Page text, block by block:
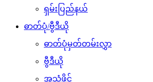
ရှမ်းပြည်နယ်
ဓာတ်ပုံ/ဗွီဒီယို
ဓာတ်ပုံမှတ်တမ်းလွှာ
ဗွီဒီယို
အသံဖိုင်